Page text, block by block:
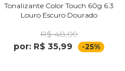
Tonalizante Color Touch 60g 6.3
Louro Escuro Dourado
R$ 48,09
por: R$ 35,99
-25%